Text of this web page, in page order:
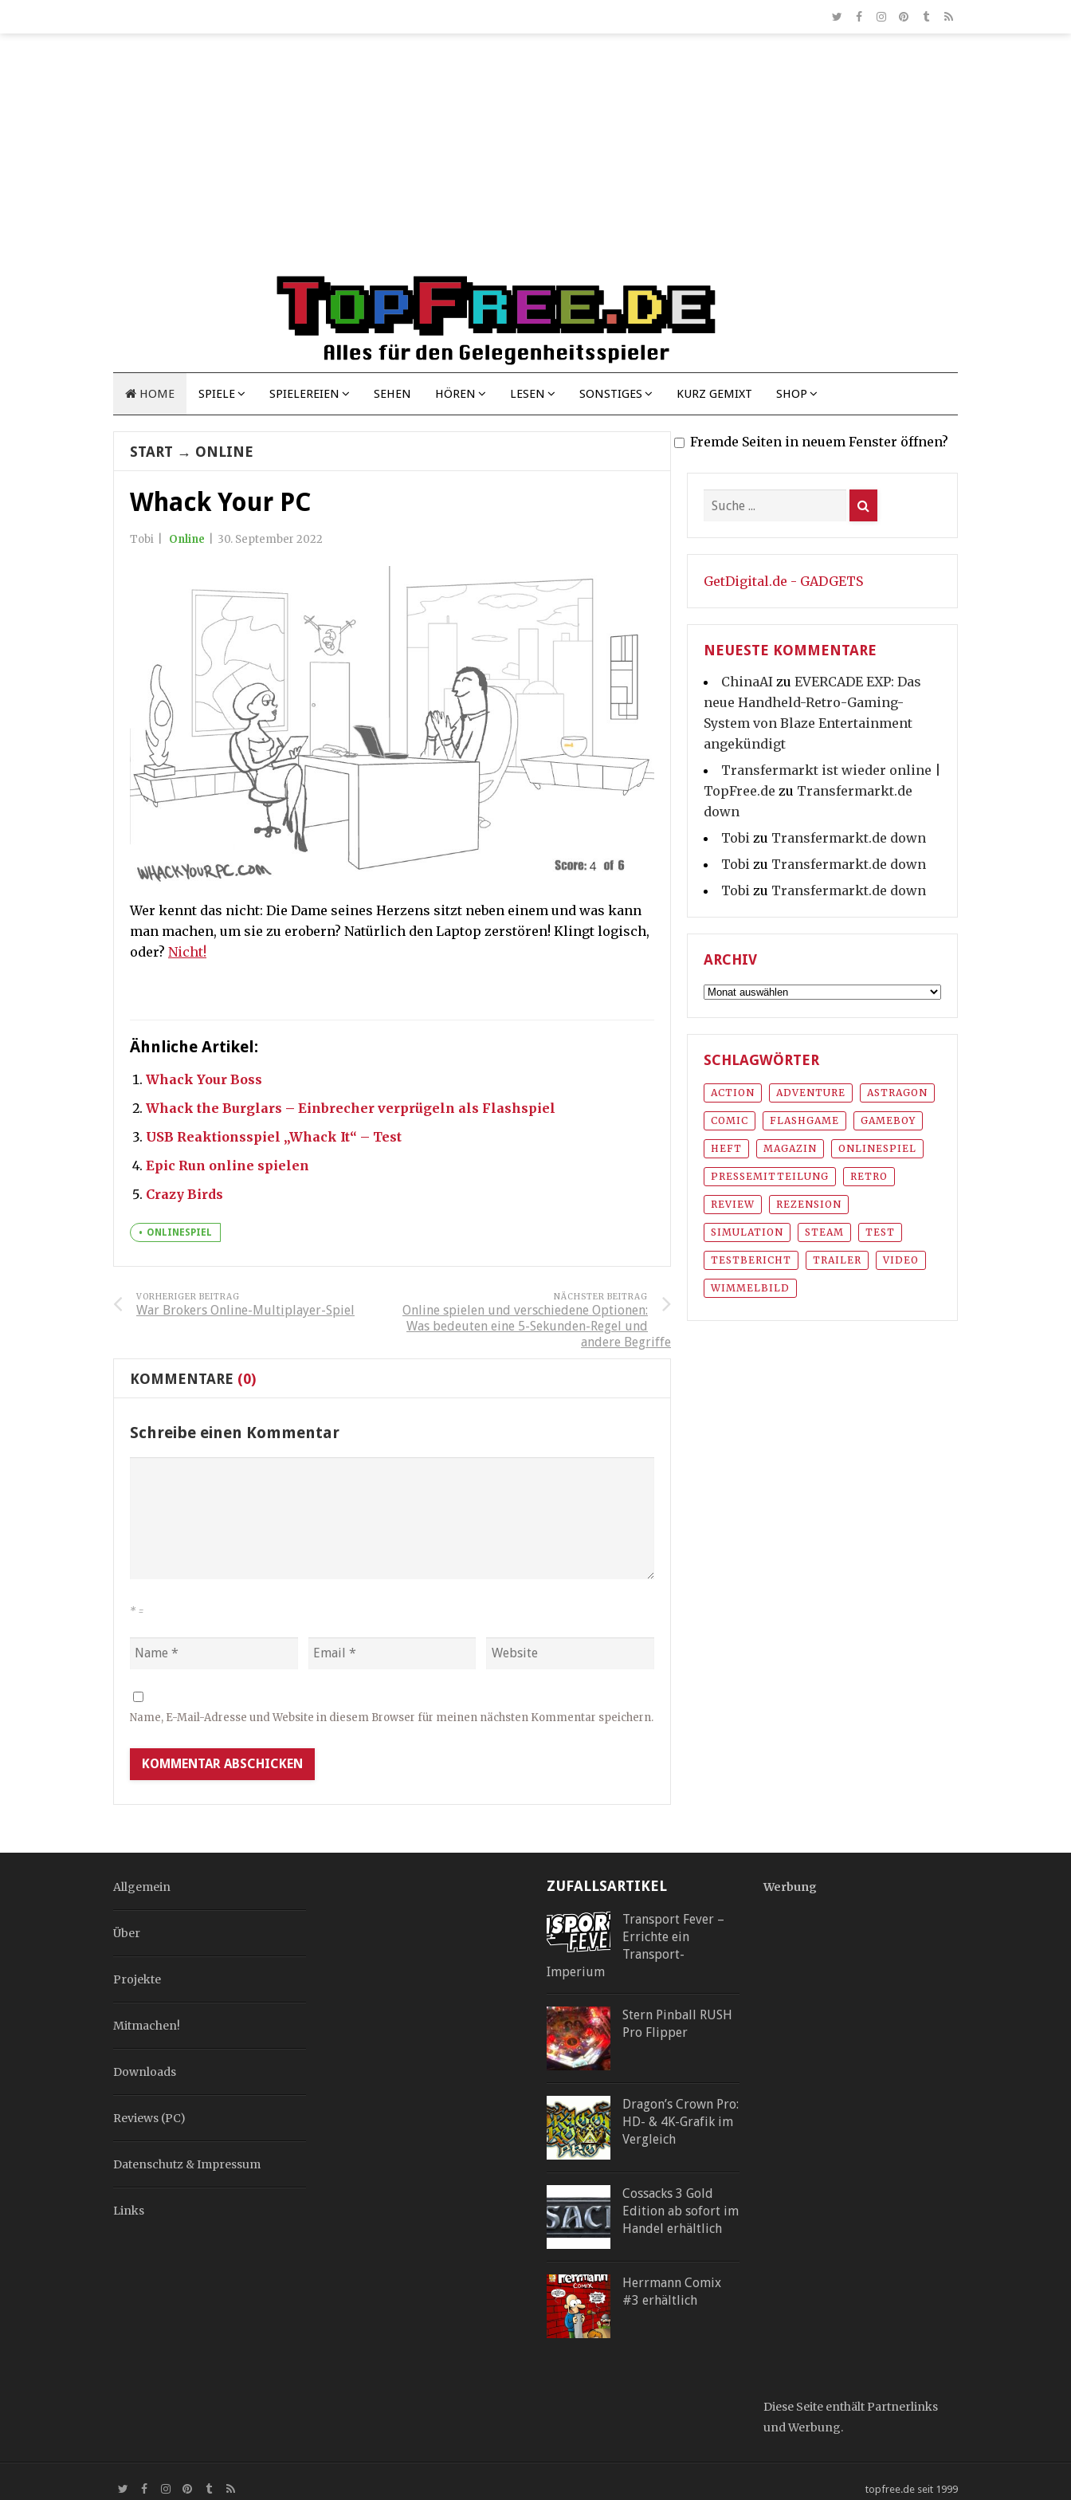
HOME SPIELE SPIELEREIEN SEHEN HÖREN LESEN SONSTIGES KURZ GEMIXT SHOP
START → ONLINE
Whack Your PC
Tobi Online 30. September 2022
Wer kennt das nicht: Die Dame seines Herzens sitzt neben einem und was kann
man machen, um sie zu erobern? Natürlich den Laptop zerstören! Klingt logisch,
oder? Nicht!
Ähnliche Artikel:
Whack Your Boss
Whack the Burglars – Einbrecher verprügeln als Flashspiel
USB Reaktionsspiel „Whack It“ – Test
Epic Run online spielen
Crazy Birds
ONLINESPIEL
VORHERIGER BEITRAG
War Brokers Online-Multiplayer-Spiel
NÄCHSTER BEITRAG
Online spielen und verschiedene Optionen:
Was bedeuten eine 5-Sekunden-Regel und
andere Begriffe
KOMMENTARE (0)
Schreibe einen Kommentar
* =
Name, E-Mail-Adresse und Website in diesem Browser für meinen nächsten Kommentar speichern.
Fremde Seiten in neuem Fenster öffnen?
GetDigital.de - GADGETS
NEUESTE KOMMENTARE
ChinaAI zu EVERCADE EXP: Das
neue Handheld-Retro-Gaming-
System von Blaze Entertainment
angekündigt
Transfermarkt ist wieder online |
TopFree.de zu Transfermarkt.de
down
Tobi zu Transfermarkt.de down
Tobi zu Transfermarkt.de down
Tobi zu Transfermarkt.de down
ARCHIV
Archiv
SCHLAGWÖRTER
ACTION ADVENTURE ASTRAGON
COMIC FLASHGAME GAMEBOY
HEFT MAGAZIN ONLINESPIEL
PRESSEMITTEILUNG RETRO
REVIEW REZENSION
SIMULATION STEAM TEST
TESTBERICHT TRAILER VIDEO
WIMMELBILD
Allgemein
Über
Projekte
Mitmachen!
Downloads
Reviews (PC)
Datenschutz & Impressum
Links
ZUFALLSARTIKEL
Transport Fever –
Errichte ein
Transport-
Imperium
Stern Pinball RUSH
Pro Flipper
Dragon’s Crown Pro:
HD- & 4K-Grafik im
Vergleich
Cossacks 3 Gold
Edition ab sofort im
Handel erhältlich
Herrmann Comix
#3 erhältlich
Werbung
Diese Seite enthält Partnerlinks
und Werbung.
topfree.de seit 1999